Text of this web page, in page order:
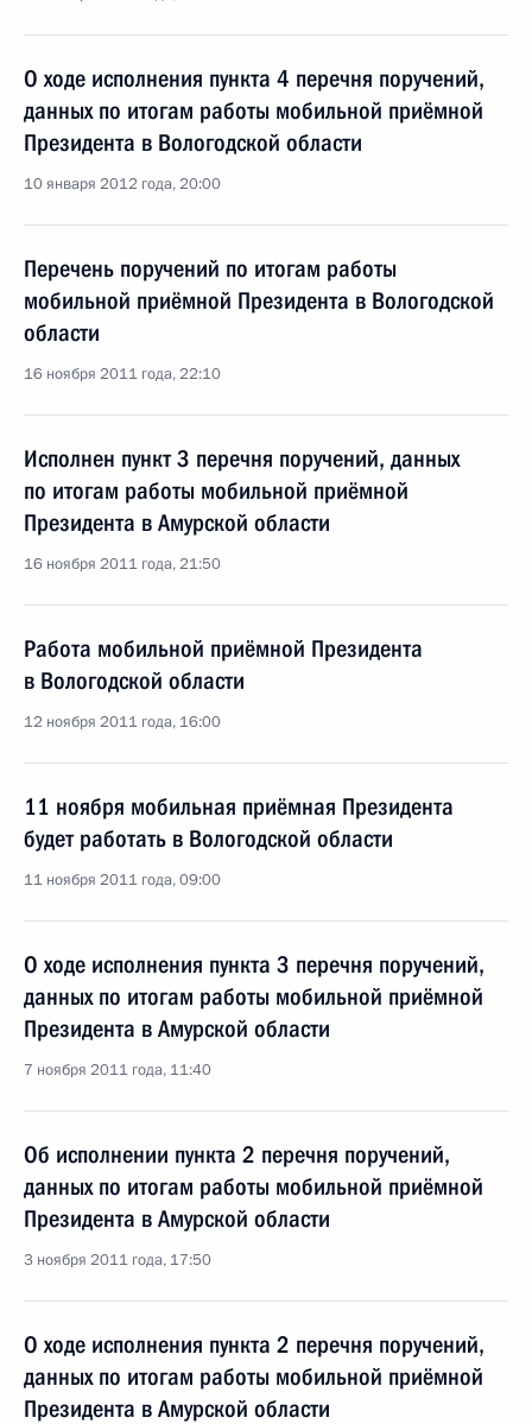
О ходе исполнения пункта 4 перечня поручений,
данных по итогам работы мобильной приёмной
Президента в Вологодской области
10 января 2012 года, 20:00
Перечень поручений по итогам работы
мобильной приёмной Президента в Вологодской
области
16 ноября 2011 года, 22:10
Исполнен пункт 3 перечня поручений, данных
по итогам работы мобильной приёмной
Президента в Амурской области
16 ноября 2011 года, 21:50
Работа мобильной приёмной Президента
в Вологодской области
12 ноября 2011 года, 16:00
11 ноября мобильная приёмная Президента
будет работать в Вологодской области
11 ноября 2011 года, 09:00
О ходе исполнения пункта 3 перечня поручений,
данных по итогам работы мобильной приёмной
Президента в Амурской области
7 ноября 2011 года, 11:40
Об исполнении пункта 2 перечня поручений,
данных по итогам работы мобильной приёмной
Президента в Амурской области
3 ноября 2011 года, 17:50
О ходе исполнения пункта 2 перечня поручений,
данных по итогам работы мобильной приёмной
Президента в Амурской области